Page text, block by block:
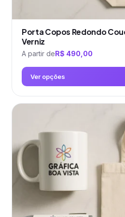
Porta Copos Redondo
Verniz
A partir deR$ 490,00
Ver opções
Este
produto
várias
variantes.
As
opções
escolhidas